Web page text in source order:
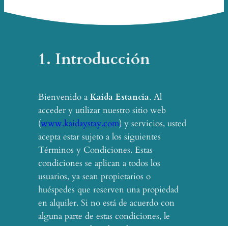
1. Introducción
Bienvenido aKaida Estancia. Al
acceder y utilizar nuestro sitio web
(www.kaidaystay.com) y servicios, usted
acepta estar sujeto a los siguientes
Términos y Condiciones. Estas
condiciones se aplican a todos los
usuarios, ya sean propietarios o
huéspedes que reserven una propiedad
en alquiler. Si no está de acuerdo con
alguna parte de estas condiciones, le